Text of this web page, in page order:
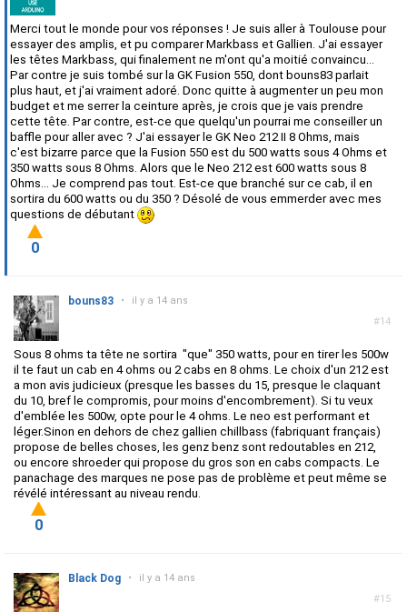
Merci tout le monde pour vos réponses ! Je suis aller à Toulouse pour
essayer des amplis, et pu comparer Markbass et Gallien. J'ai essayer
les têtes Markbass, qui finalement ne m'ont qu'a moitié convaincu...
Par contre je suis tombé sur la GK Fusion 550, dont bouns83 parlait
plus haut, et j'ai vraiment adoré. Donc quitte à augmenter un peu mon
budget et me serrer la ceinture après, je crois que je vais prendre
cette tête. Par contre, est-ce que quelqu'un pourrai me conseiller un
baffle pour aller avec ? J'ai essayer le GK Neo 212 II 8 Ohms, mais
c'est bizarre parce que la Fusion 550 est du 500 watts sous 4 Ohms et
350 watts sous 8 Ohms. Alors que le Neo 212 est 600 watts sous 8
Ohms... Je comprend pas tout. Est-ce que branché sur ce cab, il en
sortira du 600 watts ou du 350 ? Désolé de vous emmerder avec mes
questions de débutant
0
#14
bouns83 • il y a 14 ans
Sous 8 ohms ta tête ne sortira "que" 350 watts, pour en tirer les 500w
il te faut un cab en 4 ohms ou 2 cabs en 8 ohms. Le choix d'un 212 est
a mon avis judicieux (presque les basses du 15, presque le claquant
du 10, bref le compromis, pour moins d'encombrement). Si tu veux
d'emblée les 500w, opte pour le 4 ohms. Le neo est performant et
léger.Sinon en dehors de chez gallien chillbass (fabriquant français)
propose de belles choses, les genz benz sont redoutables en 212,
ou encore shroeder qui propose du gros son en cabs compacts. Le
panachage des marques ne pose pas de problème et peut même se
révélé intéressant au niveau rendu.
0
#15
Black Dog • il y a 14 ans